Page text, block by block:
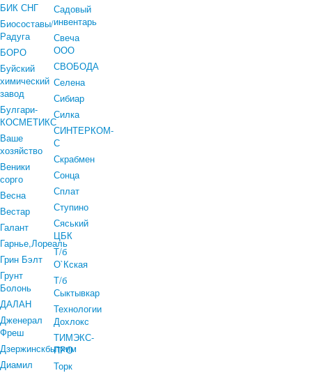
БИК СНГ
Биосоставы/
Радуга
БОРО
Буйский
химический
завод
Булгари-
КОСМЕТИКС
Ваше
хозяйство
Веники
сорго
Весна
Вестар
Галант
Гарнье,Лореаль
Грин Бэлт
Грунт
Болонь
ДАЛАН
Дженерал
Фреш
Дзержинскбытхим
Диамил
Садовый
инвентарь
Свеча
ООО
СВОБОДА
Селена
Сибиар
Силка
СИНТЕРКОМ-
С
Скрабмен
Сонца
Сплат
Ступино
Сяський
ЦБК
Т/б
О`Кская
Т/б
Сыктывкар
Технологии
Дохлокс
ТИМЭКС-
ПРО
Торк